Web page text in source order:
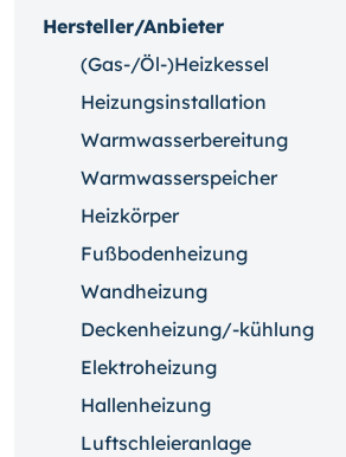
Hersteller/Anbieter
(Gas-/Öl-)Heizkessel
Heizungsinstallation
Warmwasserbereitung
Warmwasserspeicher
Heizkörper
Fußbodenheizung
Wandheizung
Deckenheizung/-kühlung
Elektroheizung
Hallenheizung
Luftschleieranlage